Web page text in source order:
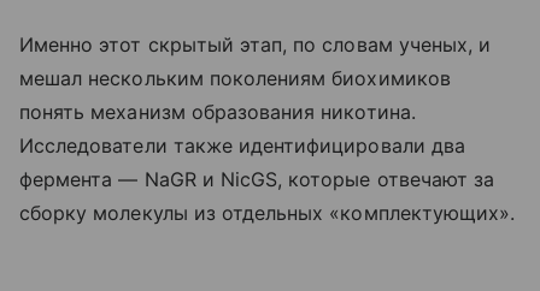
Именно этот скрытый этап, по словам ученых, и
мешал нескольким поколениям биохимиков
понять механизм образования никотина.
Исследователи также идентифицировали два
фермента — NaGR и NicGS, которые отвечают за
сборку молекулы из отдельных «комплектующих».